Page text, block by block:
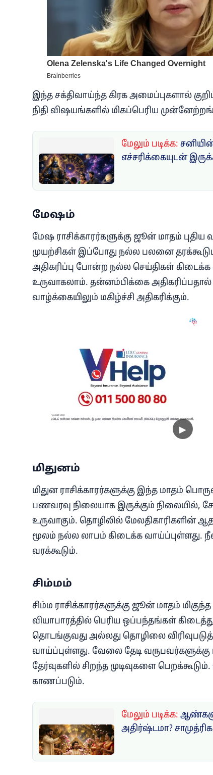
இந்த சக்திவாய்ந்த கிரக அமைப்புகளால்
நிதி விஷயங்களில் மிகப்பெரிய
மேலும் படிக்க:
எச்சரிக்கையுடன்
மேஷம்
மேஷ ராசிக்காரர்களுக்கு ஜூன் மாதம்
முயற்சிகள் இப்போது நல்ல பலனை
அதிகரிப்பு போன்ற நல்ல செய்திகள் கிடைக்க
உருவாகலாம். தன்னம்பிக்கை அதிகரிப்பதால்
வாழ்க்கையிலும் மகிழ்ச்சி அதிகரிக்கும்.
மிதுனம்
மிதுன ராசிக்காரர்களுக்கு இந்த மாதம்
பணவரவு நிலையாக இருக்கும் நிலையில்,
உருவாகும். தொழிலில் மேலதிகாரிகளின்
மூலம் நல்ல லாபம் கிடைக்க வாய்ப்புள்ளது.
வரக்கூடும்.
சிம்மம்
சிம்ம ராசிக்காரர்களுக்கு ஜூன் மாதம்
வியாபாரத்தில் பெரிய ஒப்பந்தங்கள்
தொடங்குவது அல்லது தொழிலை
வாய்ப்புள்ளது. வேலை தேடி
தேர்வுகளில் சிறந்த முடிவுகளை
காணப்படும்.
மேலும் படிக்க:
அதிர்ஷ்டமா?